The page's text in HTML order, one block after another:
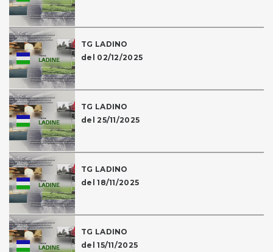
TG LADINO
del 02/12/2025
TG LADINO
del 25/11/2025
TG LADINO
del 18/11/2025
TG LADINO
del 15/11/2025